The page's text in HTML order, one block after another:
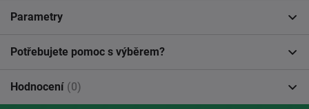
Parametry
Potřebujete pomoc s výběrem?
Hodnocení (0)